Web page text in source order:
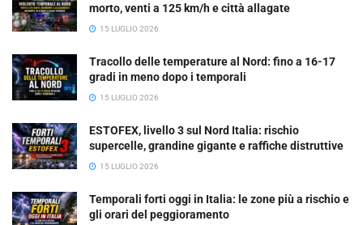
morto, venti a 125 km/h e città allagate
15 LUGLIO 2026
Tracollo delle temperature al Nord: fino a 16-17
gradi in meno dopo i temporali
15 LUGLIO 2026
ESTOFEX, livello 3 sul Nord Italia: rischio
supercelle, grandine gigante e raffiche distruttive
15 LUGLIO 2026
Temporali forti oggi in Italia: le zone più a rischio e
gli orari del peggioramento